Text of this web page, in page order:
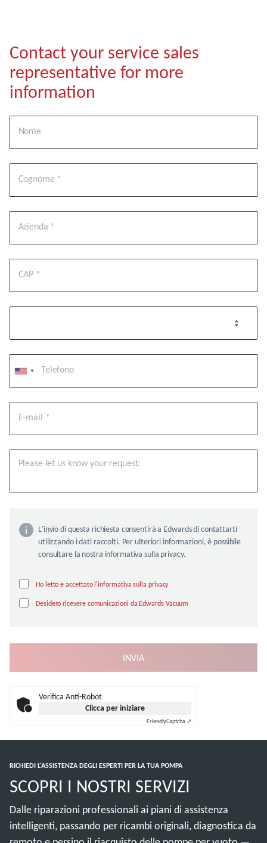
Contact your service sales
representative for more
information
L'invio di questa richiesta consentirà a Edwards di contattarti
utilizzando i dati raccolti. Per ulteriori informazioni, è possibile
consultare la nostra informativa sulla privacy.
Ho letto e accettato l'informativa sulla privacy
Desidero ricevere comunicazioni da Edwards Vacuum
Verifica Anti-Robot
Clicca per iniziare
FriendlyCaptcha ⇗
RICHIEDI L'ASSISTENZA DEGLI ESPERTI PER LA TUA POMPA
SCOPRI I NOSTRI SERVIZI
Dalle riparazioni professionali ai piani di assistenza
intelligenti, passando per ricambi originali, diagnostica da